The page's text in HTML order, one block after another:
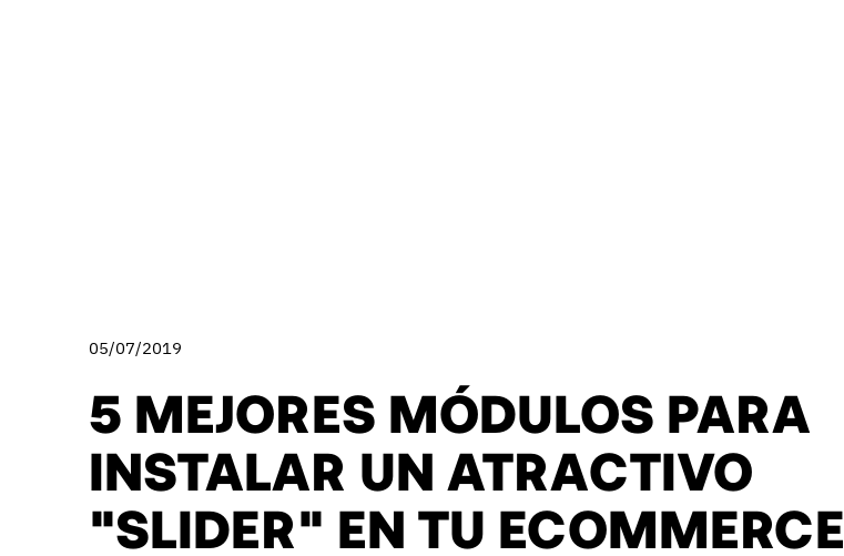
05/07/2019
5 MEJORES MÓDULOS PARA
INSTALAR UN ATRACTIVO
"SLIDER" EN TU ECOMMERCE